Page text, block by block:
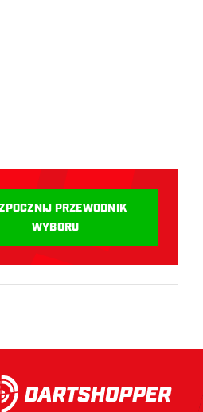
PRZEWODNIK
WYBORU
Darmowa wysyłka od 250 złoty